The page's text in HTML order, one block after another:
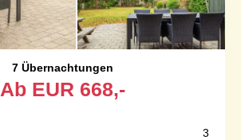
7 Übernachtungen
Ab EUR 668,-
3